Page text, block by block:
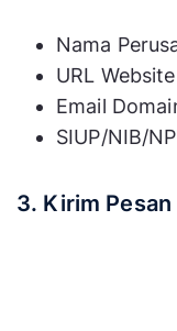
Nama
URL Website
Email
SIUP/NIB/
3. Kirim